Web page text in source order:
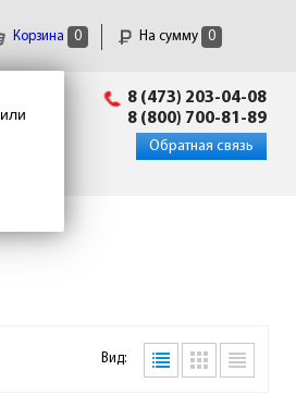
Корзина 0 На сумму 0
8 (473) 203-04-08
8 (800) 700-81-89
Обратная связь
Вид: